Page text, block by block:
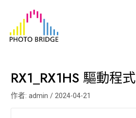
RX1_RX1HS 驅動程式
作者:admin / 2024-04-21